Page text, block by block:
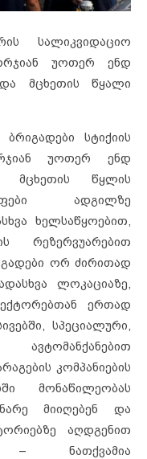
სალიკვიდაციო
უოთერ ენდ
მცხეთის წყალი
ბრიგადები სტიქიის
უოთერ ენდ
მცხეთის წყლის
ადგილზე
ხელსაწყოებით,
რეზერვუარებით
ორ ძირითად
ლოკაციაზე,
ერთად
სპეციალური,
კომპანიების
მონაწილეობას
მიიღებენ და
აღდგენით
– ნათქვამია